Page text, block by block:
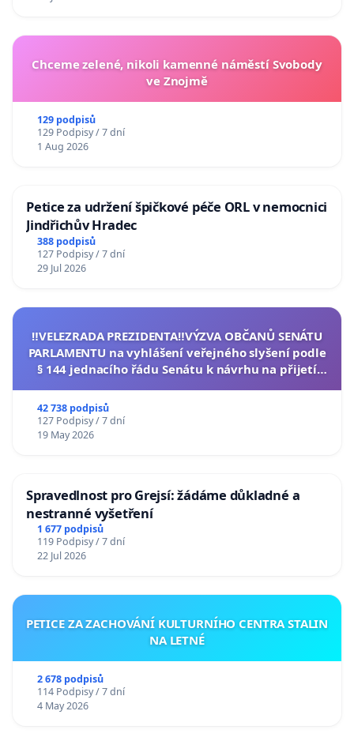
Chceme zelené, nikoli kamenné náměstí Svobody
ve Znojmě
129 podpisů
129 Podpisy / 7 dní
1 Aug 2026
Petice za udržení špičkové péče ORL v nemocnici
Jindřichův Hradec
388 podpisů
127 Podpisy / 7 dní
29 Jul 2026
‼️VELEZRADA PREZIDENTA‼️VÝZVA OBČANŮ SENÁTU
PARLAMENTU na vyhlášení veřejného slyšení podle
§ 144 jednacího řádu Senátu k návrhu na přijetí
42 738 podpisů
127 Podpisy / 7 dní
19 May 2026
Spravedlnost pro Grejsí: žádáme důkladné a
nestranné vyšetření
1 677 podpisů
119 Podpisy / 7 dní
22 Jul 2026
PETICE ZA ZACHOVÁNÍ KULTURNÍHO CENTRA STALIN
NA LETNÉ
2 678 podpisů
114 Podpisy / 7 dní
4 May 2026